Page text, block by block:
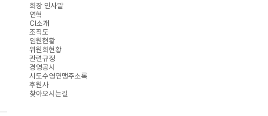
회장 인사말
연혁
CI소개
조직도
임원현황
위원회현황
관련규정
경영공시
시도수영연맹주소록
후원사
찾아오시는길